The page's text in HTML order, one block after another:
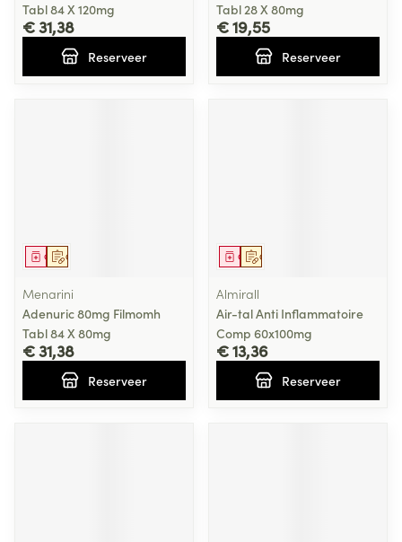
Tabl 84 X 120mg
€ 31,38
Reserveer
Tabl 28 X 80mg
€ 19,55
Reserveer
Op voorschrift
Geneesmiddel
Menarini
Adenuric 80mg Filmomh
Tabl 84 X 80mg
€ 31,38
Reserveer
Op voorschrift
Geneesmiddel
Almirall
Air-tal Anti Inflammatoire
Comp 60x100mg
€ 13,36
Reserveer